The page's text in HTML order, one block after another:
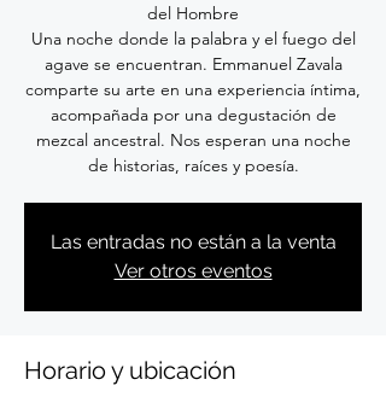
del Hombre
Una noche donde la palabra y el fuego del
agave se encuentran. Emmanuel Zavala
comparte su arte en una experiencia íntima,
acompañada por una degustación de
mezcal ancestral. Nos esperan una noche
de historias, raíces y poesía.
Las entradas no están a la venta
Ver otros eventos
Horario y ubicación